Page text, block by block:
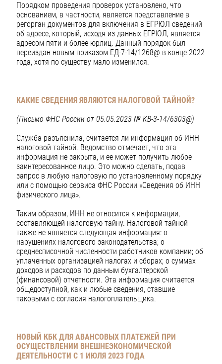
Порядком проведения проверок установлено, что
основанием, в частности, является представление в
регорган документов для включения в ЕГРЮЛ сведений
об адресе, который, исходя из данных ЕГРЮЛ, является
адресом пяти и более юрлиц. Данный порядок был
переиздан новым приказом ЕД-7-14/1268@ в конце 2022
года, хотя по существу мало изменился.
КАКИЕ СВЕДЕНИЯ ЯВЛЯЮТСЯ НАЛОГОВОЙ ТАЙНОЙ?
(Письмо ФНС России от 05.05.2023 № КВ-3-14/6303@)
Служба разъяснила, считается ли информация об ИНН
налоговой тайной. Ведомство отмечает, что эта
информация не закрыта, и ее может получить любое
заинтересованное лицо. Это можно сделать, подав
запрос в любую налоговую по установленному порядку
или с помощью сервиса ФНС России «Сведения об ИНН
физического лица».
Таким образом, ИНН не относится к информации,
составляющей налоговую тайну. Налоговой тайной
также не является следующая информация: о
нарушениях налогового законодательства; о
среднесписочной численности работников компании; об
уплаченных организацией налогах и сборах; о суммах
доходов и расходов по данным бухгалтерской
(финансовой) отчетности. Эта информация считается
общедоступной, как и любые сведения, ставшие
таковыми с согласия налогоплательщика.
НОВЫЙ КБК ДЛЯ АВАНСОВЫХ ПЛАТЕЖЕЙ ПРИ
ОСУЩЕСТВЛЕНИИ ВНЕШНЕЭКОНОМИЧЕСКОЙ
ДЕЯТЕЛЬНОСТИ С 1 ИЮЛЯ 2023 ГОДА